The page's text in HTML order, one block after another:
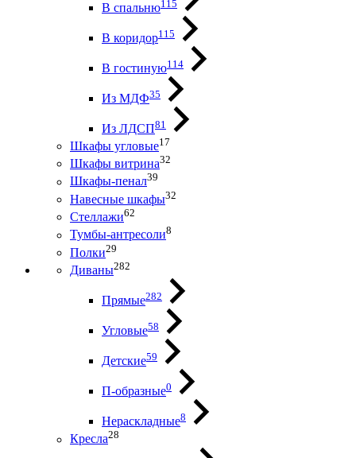
В спальню115
В коридор115
В гостиную114
Из МДФ35
Из ЛДСП81
Шкафы угловые17
Шкафы витрина32
Шкафы-пенал39
Навесные шкафы32
Стеллажи62
Тумбы-антресоли8
Полки29
Диваны282
Прямые282
Угловые58
Детские59
П-образные0
Нераскладные8
Кресла28